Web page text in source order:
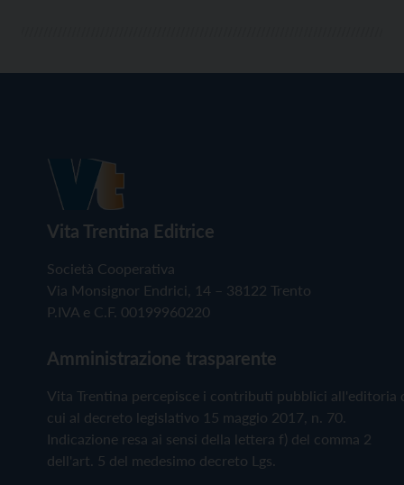
Vita Trentina Editrice
Società Cooperativa
Via Monsignor Endrici, 14 – 38122 Trento
P.IVA e C.F. 00199960220
Amministrazione trasparente
Vita Trentina percepisce i contributi pubblici all'editoria
cui al decreto legislativo 15 maggio 2017, n. 70.
Indicazione resa ai sensi della lettera f) del comma 2
dell'art. 5 del medesimo decreto Lgs.